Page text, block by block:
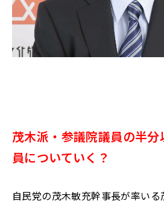
茂木派・参議院議員の半
員についていく？
自民党の茂木敏充幹事長が率い